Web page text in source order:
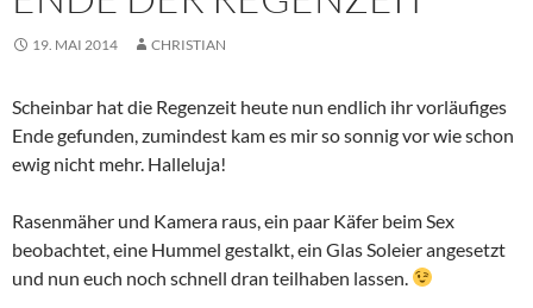
19. MAI 2014 CHRISTIAN
Scheinbar hat die Regenzeit heute nun endlich ihr vorläufiges
Ende gefunden, zumindest kam es mir so sonnig vor wie schon
ewig nicht mehr. Halleluja!
Rasenmäher und Kamera raus, ein paar Käfer beim Sex
beobachtet, eine Hummel gestalkt, ein Glas Soleier angesetzt
und nun euch noch schnell dran teilhaben lassen.